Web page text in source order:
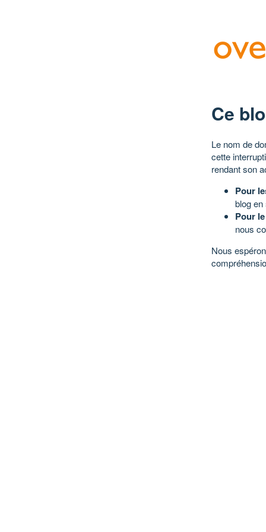
Ce
Le nom de
cette
rendant son
Pour
blog
Pour
nous
Nous